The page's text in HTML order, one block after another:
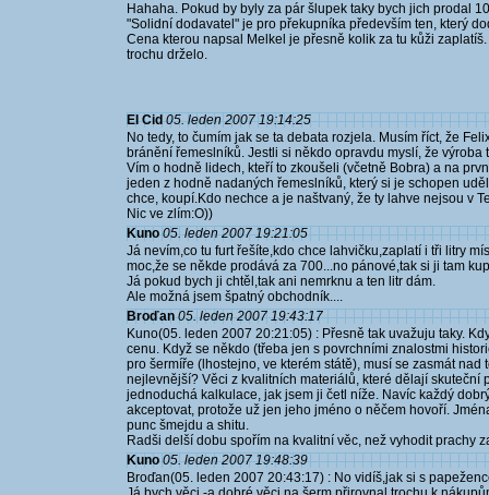
Hahaha. Pokud by byly za pár šlupek taky bych jich prodal
"Solidní dodavatel" je pro překupníka především ten, který
Cena kterou napsal Melkel je přesně kolik za tu kůži
trochu drželo.
El Cid 05. leden 2007 19:14:25
No tedy, to čumím jak se ta debata rozjela. Musím říct, že
bránění řemeslníků. Jestli si někdo opravdu myslí, že
Vím o hodně lidech, kteří to zkoušeli (včetně Bobra) a na
jeden z hodně nadaných řemeslníků, který si je schopen
chce, koupí.Kdo nechce a je naštvaný, že ty lahve nejsou v
Nic ve zlím:O))
Kuno 05. leden 2007 19:21:05
Já nevím,co tu furt řešíte,kdo chce lahvičku,zaplatí i tři litry
moc,že se někde prodává za 700...no pánové,tak si ji tam
Já pokud bych ji chtěl,tak ani nemrknu a ten litr dám.
Ale možná jsem špatný obchodník....
Broďan 05. leden 2007 19:43:17
Kuno(05. leden 2007 20:21:05) : Přesně tak uvažuju taky.
cenu. Když se někdo (třeba jen s povrchními znalostmi
pro šermíře (lhostejno, ve kterém státě), musí se zasmát
nejlevnější? Věci z kvalitních materiálů, které dělají skuteční
jednoduchá kalkulace, jak jsem ji četl níže. Navíc každý
akceptovat, protože už jen jeho jméno o něčem hovoří.
punc šmejdu a shitu.
Radši delší dobu spořím na kvalitní věc, než vyhodit prachy
Kuno 05. leden 2007 19:48:39
Broďan(05. leden 2007 20:43:17) : No vidíš,jak si s